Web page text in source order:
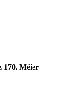
170, Méier